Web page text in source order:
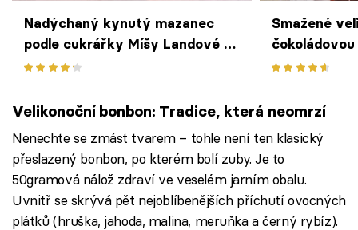
Nadýchaný kynutý mazanec
podle cukrářky Míšy Landové –
velikonoční klasika ke kávě
Smažené
pečivo se
Velikonoční bonbon: Tradice, která neomrzí
Nenechte se zmást tvarem – tohle není ten klasický
přeslazený bonbon, po kterém bolí zuby. Je to
50gramová nálož zdraví ve veselém jarním obalu.
Uvnitř se skrývá pět nejoblíbenějších příchutí ovocných
plátků (hruška, jahoda, malina, meruňka a černý rybíz).